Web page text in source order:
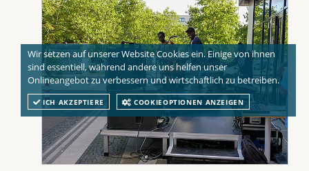
Wir setzen auf unserer Website Cookies ein. Einige von ihnen
sind essentiell, während andere uns helfen unser
Onlineangebot zu verbessern und wirtschaftlich zu betreiben.
ICH AKZEPTIERE COOKIEOPTIONEN ANZEIGEN